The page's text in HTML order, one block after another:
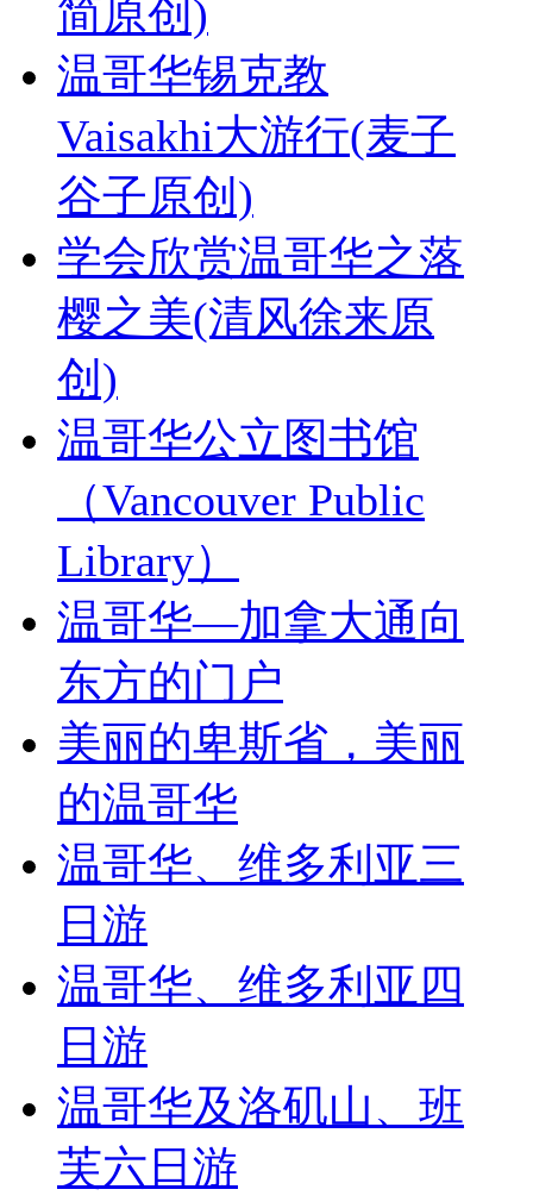
简原创)
温哥华锡克教
Vaisakhi大游行(麦子
谷子原创)
学会欣赏温哥华之落
樱之美(清风徐来原
创)
温哥华公立图书馆
（Vancouver Public
Library）
温哥华—加拿大通向
东方的门户
美丽的卑斯省，美丽
的温哥华
温哥华、维多利亚三
日游
温哥华、维多利亚四
日游
温哥华及洛矶山、班
芙六日游